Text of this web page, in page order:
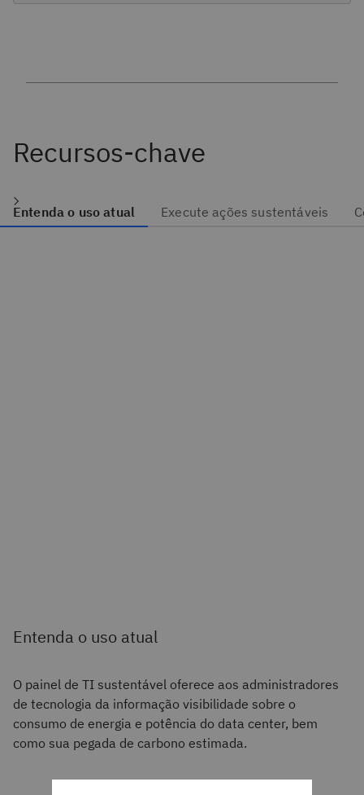
Recursos-chave
Entenda o uso atual Execute ações sustentáveis
Entenda o uso atual
O painel de TI sustentável oferece aos administradores
de tecnologia da informação visibilidade sobre o
consumo de energia e potência do data center, bem
como sua pegada de carbono estimada.